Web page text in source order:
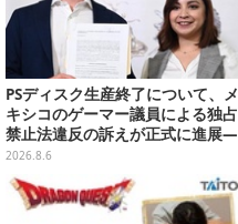
PSディスク生産終了について、メ
キシコのゲーマー議員による独占
禁止法違反の訴えが正式に進展―
「テクノロジーは自由を拡大する
ために役立つべき」
2026.8.6